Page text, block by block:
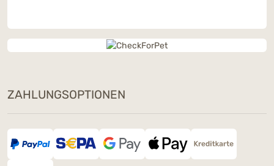
ZAHLUNGSOPTIONEN